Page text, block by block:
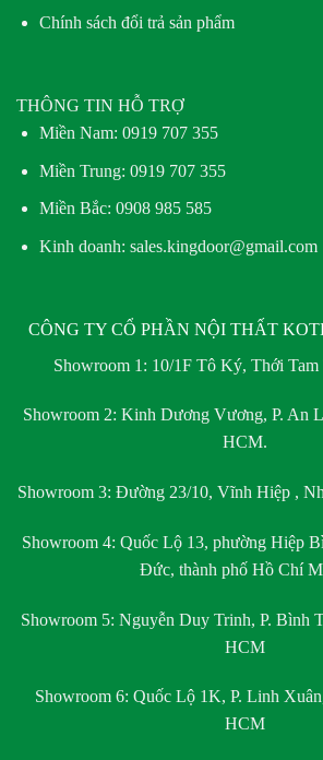
Chính sách đổi trả sản phẩm
THÔNG TIN HỖ TRỢ
Miền Nam: 0919 707 355
Miền Trung: 0919 707 355
Miền Bắc: 0908 985 585
Kinh doanh: sales.kingdoor@gmail.com
CÔNG TY CỔ PHẦN NỘI THẤT
Showroom 1: 10/1F Tô Ký, Thới
Showroom 2: Kinh Dương Vương, P. An
HCM.
Showroom 3: Đường 23/10, Vĩnh Hiệp ,
Showroom 4: Quốc Lộ 13, phường Hiệp
Đức, thành phố Hồ Chí
Showroom 5: Nguyễn Duy Trinh, P. Bình
HCM
Showroom 6: Quốc Lộ 1K, P. Linh
HCM